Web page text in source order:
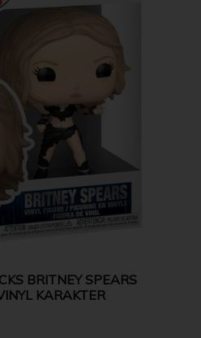
BRITNEY SPEARS
KARAKTER